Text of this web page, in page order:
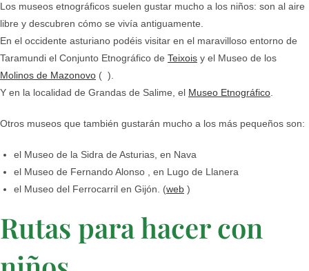
Los museos etnográficos suelen gustar mucho a los niños: son al aire
libre y descubren cómo se vivía antiguamente.
En el occidente asturiano podéis visitar en el maravilloso entorno de
Taramundi el Conjunto Etnográfico de Teixois y el Museo de los
Molinos de Mazonovo ( ).
Y en la localidad de Grandas de Salime, el Museo Etnográfico
Otros museos que también gustarán mucho a los más pequeños son:
el Museo de la Sidra de Asturias, en Nava
el Museo de Fernando Alonso , en Lugo de Llanera
el Museo del Ferrocarril en Gijón. (web )
Rutas para hacer con